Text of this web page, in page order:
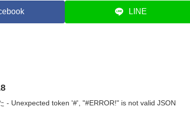
LINE
- Unexpected token '#', "#ERROR!" is not valid JSON